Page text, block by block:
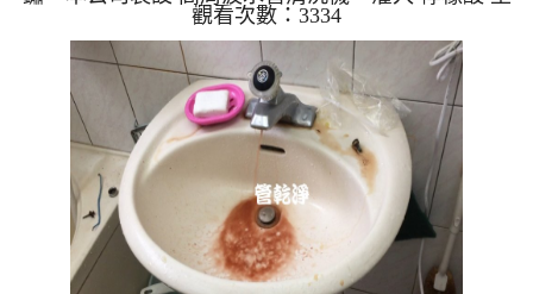
水管，等了約15分，開啟 水管清洗機 ，啟動 螺旋
波 模式，剛洗水管就流出黃色髒水，越洗顏色就越
深，兩個多小時後，出水量恢復正常了。 如是自來
水，如水管老化，會產生鐵鏽跟泥沙堆積，洗出來的
水就會是咖啡色，地下水含有氧化錳，管壁上會結成
黑色管垢，洗出來的水會跟石油一樣黑，有些洗出綠
色的水，是因為裡面有銅的物質，生鏽產生銅綠，如
是藍色的水，是因為水龍...
觀看次數：3334